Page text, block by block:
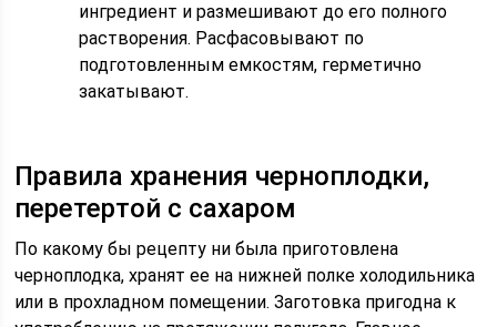
ингредиент и размешивают до его полного
растворения. Расфасовывают по
подготовленным емкостям, герметично
закатывают.
Правила хранения черноплодки,
перетертой с сахаром
По какому бы рецепту ни была приготовлена
черноплодка, хранят ее на нижней полке холодильника
или в прохладном помещении. Заготовка пригодна к